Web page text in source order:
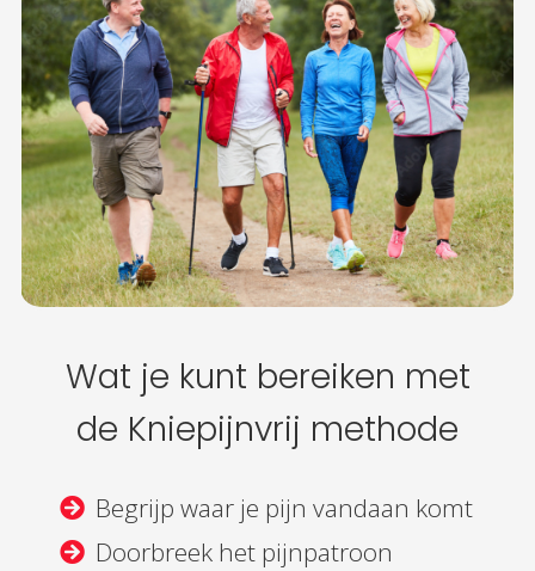
Wat je kunt bereiken met
de Kniepijnvrij methode
Begrijp waar je pijn vandaan komt
Doorbreek het pijnpatroon